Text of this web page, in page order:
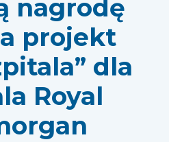
nagrodę
projekt
dla
Royal